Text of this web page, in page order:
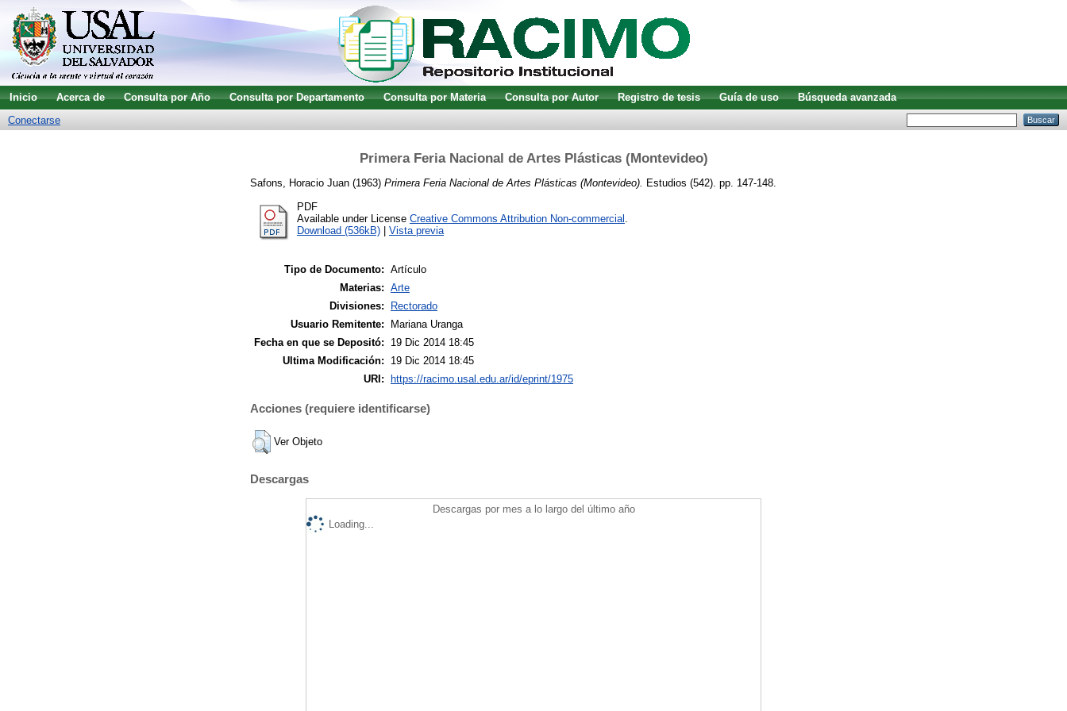
Inicio Acerca de Consulta por Año Consulta por Departamento Consulta por Materia Consulta por Autor Registro de tesis Guía de uso
Búsqueda avanzada
Conectarse
Primera Feria Nacional de Artes Plásticas (Montevideo)
Safons, Horacio Juan (1963) Primera Feria Nacional de Artes Plásticas (Montevideo). Estudios (542). pp. 147-148.
PDF
Available under License Creative Commons Attribution Non-commercial .
Download (536kB)
Vista previa
Tipo de Documento: Artículo
Materias: Arte
Divisiones:
Rectorado
Usuario Remitente:
Mariana Uranga
Fecha en que se Depositó:
19 Dic 2014 18:45
Ultima Modificación:
19 Dic 2014 18:45
URI:
https://racimo.usal.edu.ar/id/eprint/1975
Acciones (requiere identificarse)
Ver Objeto
Descargas
Descargas por mes a lo largo del último año
Loading...